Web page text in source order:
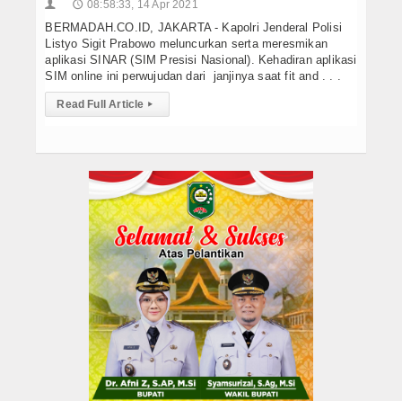
👤 🕔 08:58:33, 14 Apr 2021
BERMADAH.CO.ID, JAKARTA - Kapolri Jenderal Polisi
Listyo Sigit Prabowo meluncurkan serta meresmikan
aplikasi SINAR (SIM Presisi Nasional). Kehadiran aplikasi
SIM online ini perwujudan dari janjinya saat fit and . . .
Read Full Article ▸